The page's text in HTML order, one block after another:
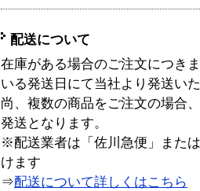
配送について
在庫がある場合のご注文につき
いる発送日にて当社より発送い
尚、複数の商品をご注文の場合
発送となります。
※配送業者は「佐川急便」また
けます
⇒配送について詳しくはこちら